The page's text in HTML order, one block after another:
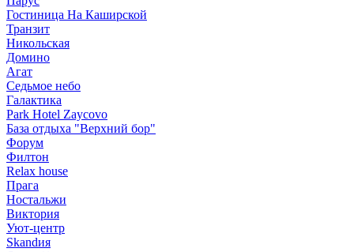
Гостиница На Каширской
Транзит
Никольская
Домино
Агат
Седьмое небо
Галактика
Park Hotel Zaycovo
База отдыха "Верхний бор"
Форум
Филтон
Relax house
Прага
Ностальжи
Виктория
Уют-центр
Skandия